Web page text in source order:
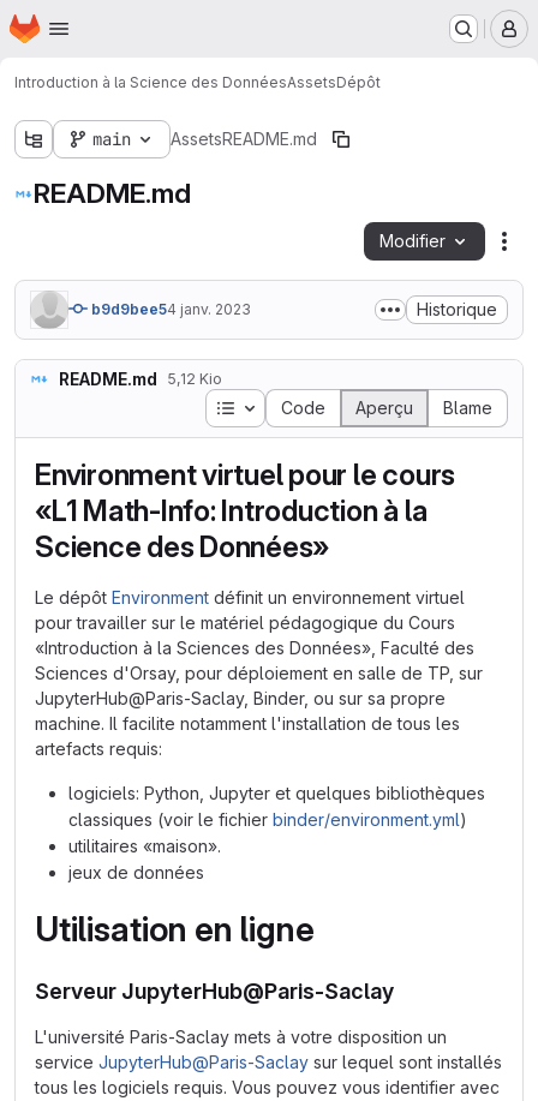
Passer au contenu principal
Page d'accueil
Introduction à la Science des DonnéesAssetsDépôt
main AssetsREADME.md
README.md
Modifier
b9d9bee54 janv. 2023 Historique
README.md 5,12 Kio
Table des matières
Code Aperçu Blame
Environment virtuel pour le cours
«L1 Math-Info: Introduction à la
Science des Données»
Le dépôt Environment définit un environnement virtuel
pour travailler sur le matériel pédagogique du Cours
«Introduction à la Sciences des Données», Faculté des
Sciences d'Orsay, pour déploiement en salle de TP, sur
JupyterHub@Paris-Saclay, Binder, ou sur sa propre
machine. Il facilite notamment l'installation de tous les
artefacts requis:
logiciels: Python, Jupyter et quelques bibliothèques
classiques (voir le fichier binder/environment.yml)
utilitaires «maison».
jeux de données
Utilisation en ligne
Serveur JupyterHub@Paris-Saclay
L'université Paris-Saclay mets à votre disposition un
service JupyterHub@Paris-Saclay sur lequel sont installés
tous les logiciels requis. Vous pouvez vous identifier avec